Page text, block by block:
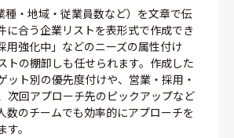
種・地域・従業員数など）を文章で伝
に合う企業リストを表形式で作成でき
用強化中」などのニーズの属性付け
トの棚卸しも任せられます。作成した
ット別の優先度付けや、営業・採用・
次回アプローチ先のピックアップなど
数のチームでも効率的にアプローチを
。